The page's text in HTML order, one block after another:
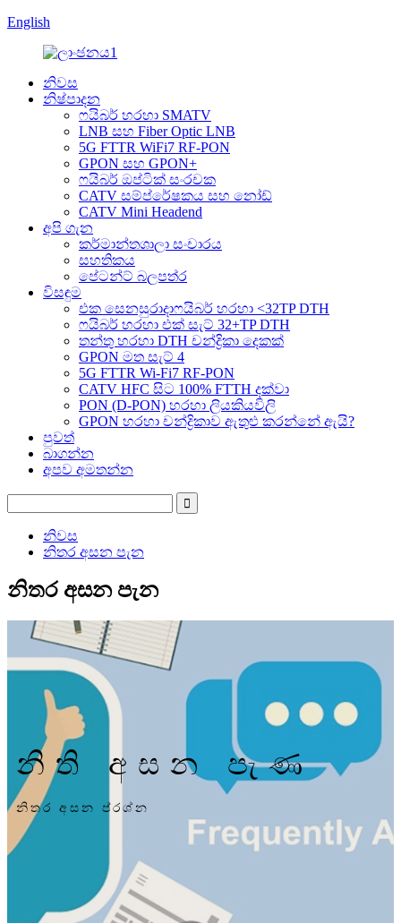
English
නිවස
නිෂ්පාදන
ෆයිබර් හරහා SMATV
LNB සහ Fiber Optic LNB
5G FTTR WiFi7 RF-PON
GPON සහ GPON+
ෆයිබර් ඔප්ටික් සංරචක
CATV සම්ප්රේෂකය සහ නෝඩ්
CATV Mini Headend
අපි ගැන
කර්මාන්තශාලා සංචාරය
සහතිකය
පේටන්ට් බලපත්ර
විසඳුම
එක සෙනසුරාදාෆයිබර් හරහා <32TP DTH
ෆයිබර් හරහා එක් සැට් 32+TP DTH
තන්තු හරහා DTH චන්ද්‍රිකා දෙකක්
GPON මත සැට් 4
5G FTTR Wi-Fi7 RF-PON
CATV HFC සිට 100% FTTH දක්වා
PON (D-PON) හරහා ලියකියවිලි
GPON හරහා චන්ද්‍රිකාව ඇතුළු කරන්නේ ඇයි?
පුවත්
බාගන්න
අපව අමතන්න
නිවස
නිතර අසන පැන
නිතර අසන පැන
නිති අසන පැණ
නිතර අසන ප්රශ්න